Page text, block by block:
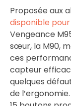
Proposée aux
disponible
Vengeance
sœur, la M90,
ces
capteur
quelques
de